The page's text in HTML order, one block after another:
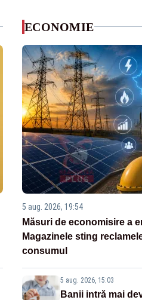
ECONOMIE
5 aug. 2026, 19:54
Măsuri de economisire a
Magazinele sting
consumul
5 aug. 2026, 15:03
Banii intră mai